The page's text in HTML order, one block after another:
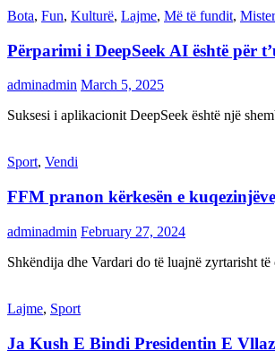
Bota, Fun, Kulturë, Lajme, Më të fundit, Mister
Përparimi i DeepSeek AI është për
adminadmin March 5, 2025
Suksesi i aplikacionit DeepSeek është një
Sport, Vendi
FFM pranon kërkesën e
adminadmin February 27, 2024
Shkëndija dhe Vardari do të luajnë zyrtarisht
Lajme, Sport
Ja Kush E Bindi Presidentin E